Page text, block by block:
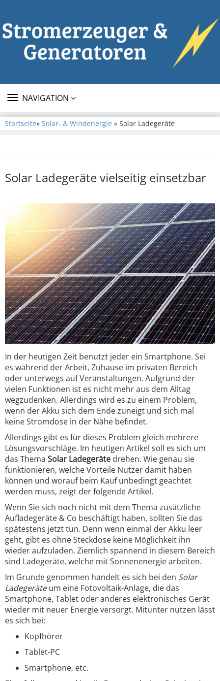
TOGGLE
NAVIGATION
Startseite» Solar- & Windenergie » Solar Ladegeräte
Solar Ladegeräte vielseitig einsetzbar
In der heutigen Zeit benutzt jeder ein Smartphone. Sei
es während der Arbeit, Zuhause im privaten Bereich
oder unterwegs auf Veranstaltungen. Aufgrund der
vielen Funktionen ist es nicht mehr aus dem Alltag
wegzudenken. Allerdings wird es zu einem Problem,
wenn der Akku sich dem Ende zuneigt und sich mal
keine Stromdose in der Nähe befindet.
Allerdings gibt es für dieses Problem gleich mehrere
Lösungsvorschläge. Im heutigen Artikel soll es sich um
das Thema Solar Ladegeräte drehen. Wie genau sie
funktionieren, welche Vorteile Nutzer damit haben
können und worauf beim Kauf unbedingt geachtet
werden muss, zeigt der folgende Artikel.
Wenn Sie sich noch nicht mit dem Thema zusätzliche
Aufladegeräte & Co beschäftigt haben, sollten Sie das
spätestens jetzt tun. Denn wenn einmal der Akku leer
geht, gibt es ohne Steckdose keine Möglichkeit ihn
wieder aufzuladen. Ziemlich spannend in diesem Bereich
sind Ladegeräte, welche mit Sonnenenergie arbeiten.
Im Grunde genommen handelt es sich bei den Solar
Ladegeräteum eine Fotovoltaik-Anlage, die das
Smartphone, Tablet oder anderes elektronisches Gerät
wieder mit neuer Energie versorgt. Mitunter nutzen lässt
es sich bei:
Kopfhörer
Tablet-PC
Smartphone, etc.